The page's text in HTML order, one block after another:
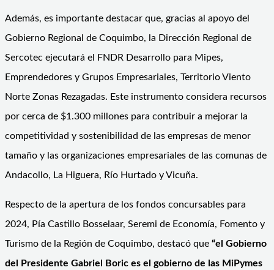
Además, es importante destacar que, gracias al apoyo del
Gobierno Regional de Coquimbo, la Dirección Regional de
Sercotec ejecutará el FNDR Desarrollo para Mipes,
Emprendedores y Grupos Empresariales, Territorio Viento
Norte Zonas Rezagadas. Este instrumento considera recursos
por cerca de $1.300 millones para contribuir a mejorar la
competitividad y sostenibilidad de las empresas de menor
tamaño y las organizaciones empresariales de las comunas de
Andacollo, La Higuera, Río Hurtado y Vicuña.
Respecto de la apertura de los fondos concursables para
2024, Pía Castillo Bosselaar, Seremi de Economía, Fomento y
Turismo de la Región de Coquimbo, destacó que “el Gobierno
del Presidente Gabriel Boric es el gobierno de las MiPymes